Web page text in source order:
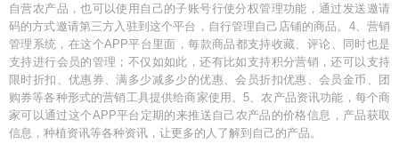
自营农产品，也可以使用自己的子账号行使分权管理功能，通过发送邀请
码的方式邀请第三方入驻到这个平台，自行管理自己店铺的商品。4、营销
管理系统，在这个APP平台里面，每款商品都支持收藏、评论、同时也是
支持进行会员的管理；不仅如如此，还有比如支持积分营销，还可以支持
限时折扣、优惠券、满多少减多少的优惠、会员折扣优惠、会员金币、团
购券等各种形式的营销工具提供给商家使用。5、农产品资讯功能，每个商
家可以通过这个APP平台定期的来推送自己农产品的价格信息，产品获取
信息，种植资讯等各种资讯，让更多的人了解到自己的产品。